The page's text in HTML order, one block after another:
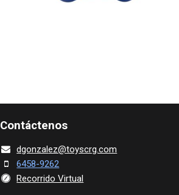
Contácte​nos
dgonza​lez@toy​scrg.c​o​m
6458-9262
Recorrido Virtual